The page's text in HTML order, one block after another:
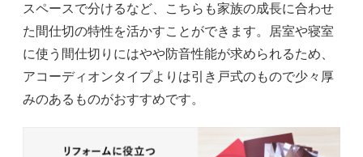
スペースで分けるなど、こちらも家族の成長に合わせ
た間仕切の特性を活かすことができます。居室や寝室
に使う間仕切りにはやや防音性能が求められるため、
アコーディオンタイプよりは引き戸式のもので少々厚
みのあるものがおすすめです。